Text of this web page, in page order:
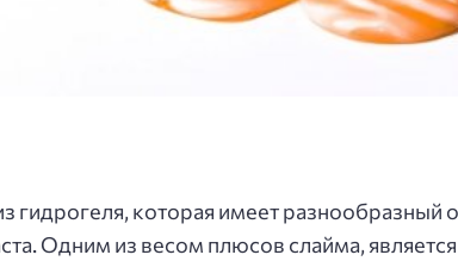
гидрогеля, которая имеет разнообразный
Одним из весом плюсов слайма,